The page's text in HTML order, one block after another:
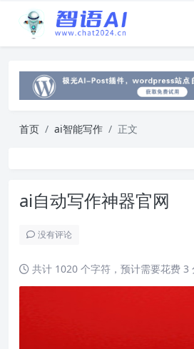
首页 ai智能写作 正文
ai自动写作神器官网
没有评论
共计 1020 个字符，预计需要花费 3